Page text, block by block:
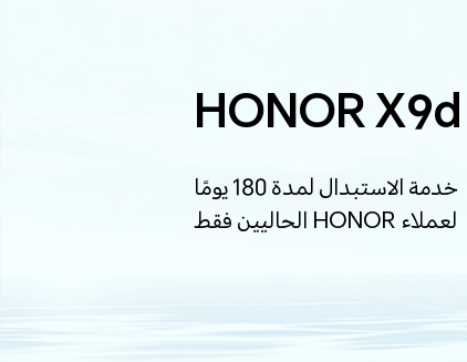
خدمة الاستبدال لمدة 180 يومًا
لعملاء HONOR الحاليين فقط